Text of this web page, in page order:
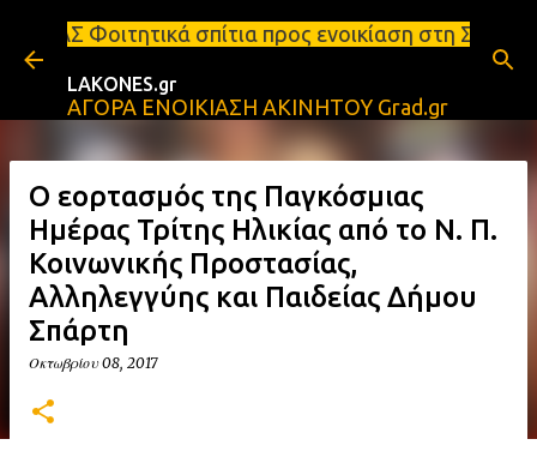
Μετάβαση στο κύριο περιεχόμενο
σπίτια προς ενοικίαση στη Σπάρτη Ενοικιάσεις
LAKONES.gr
ΑΓΟΡΑ ΕΝΟΙΚΙΑΣΗ ΑΚΙΝΗΤΟΥ Grad.gr
Ο εορτασμός της Παγκόσμιας
Ημέρας Τρίτης Ηλικίας από το Ν. Π.
Κοινωνικής Προστασίας,
Αλληλεγγύης και Παιδείας Δήμου
Σπάρτη
Οκτωβρίου 08, 2017